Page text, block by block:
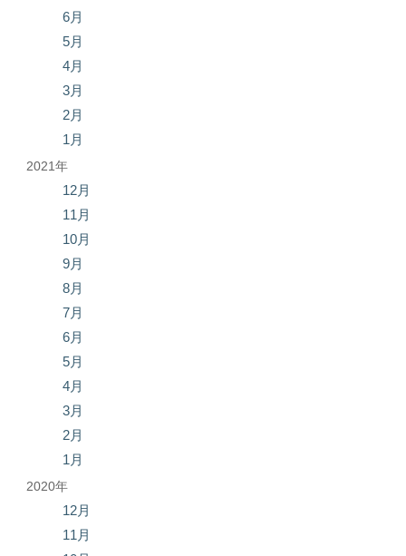
6月
5月
4月
3月
2月
1月
2021年
12月
11月
10月
9月
8月
7月
6月
5月
4月
3月
2月
1月
2020年
12月
11月